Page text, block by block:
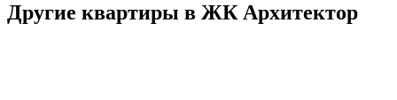
Другие квартиры в ЖК Архитектор